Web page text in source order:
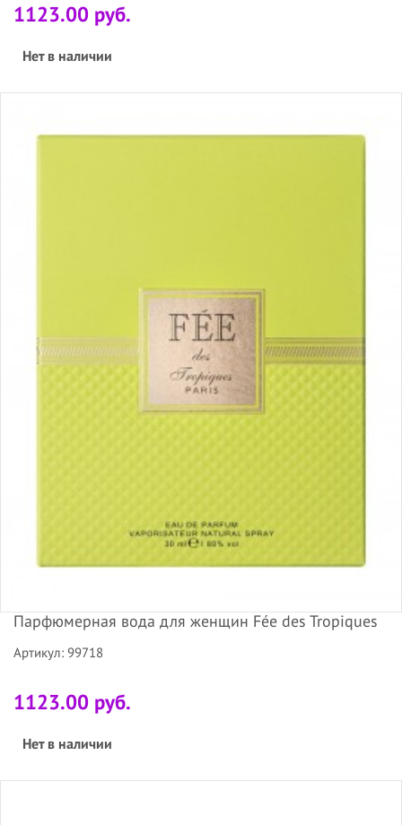
1123.00 руб.
Нет в наличии
Парфюмерная вода для женщин Fée des Tropiques
Артикул: 99718
1123.00 руб.
Нет в наличии